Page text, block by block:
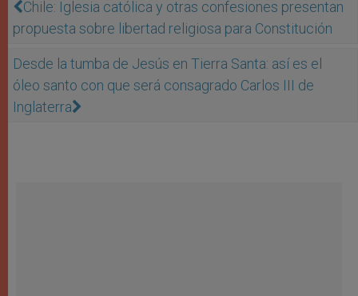
Chile: Iglesia católica y otras confesiones presentan
propuesta sobre libertad religiosa para Constitución
Desde la tumba de Jesús en Tierra Santa: así es el
óleo santo con que será consagrado Carlos III de
Inglaterra